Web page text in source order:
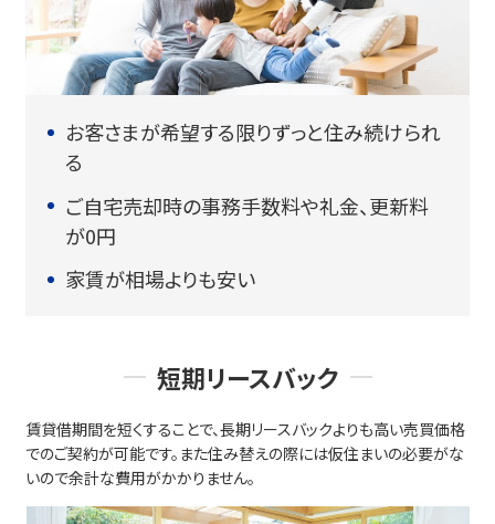
お客さまが希望する限りずっと住み続けられ
る
ご自宅売却時の事務手数料や礼金、更新料
が0円
家賃が相場よりも安い
短期リースバック
賃貸借期間を短くすることで、長期リースバックよりも高い売買価格
でのご契約が可能です。また住み替えの際には仮住まいの必要がな
いので余計な費用がかかりません。